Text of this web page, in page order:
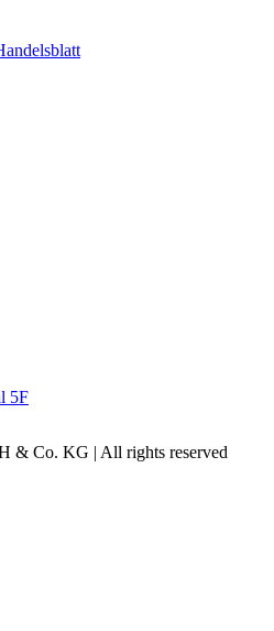
& Co. KG | All rights reserved